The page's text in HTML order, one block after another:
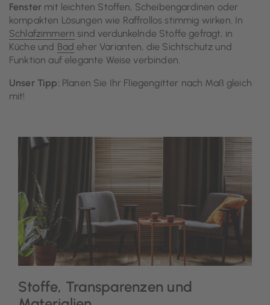
Fenster mit leichten Stoffen, Scheibengardinen oder
kompakten Lösungen wie Raffrollos stimmig wirken. In
Schlafzimmern sind verdunkelnde Stoffe gefragt, in
Küche und Bad eher Varianten, die Sichtschutz und
Funktion auf elegante Weise verbinden.
Unser Tipp: Planen Sie Ihr Fliegengitter nach Maß gleich
mit!
Stoffe, Transparenzen und